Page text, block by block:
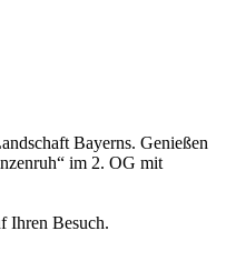
Bayerns. Genießen
im 2. OG mit
Ihren Besuch.